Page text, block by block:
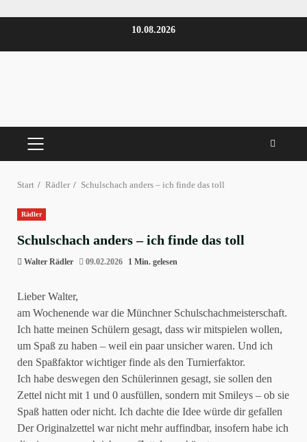
10.08.2026
PRIMÄRES
Start Rädler Schulschach anders – ich finde das toll
Rädler
Schulschach anders – ich finde das toll
Walter Rädler 09.02.2026 1 Min. gelesen
Lieber Walter,
am Wochenende war die Münchner Schulschachmeisterschaft.
Ich hatte meinen Schülern gesagt, dass wir mitspielen wollen,
um Spaß zu haben – weil ein paar unsicher waren. Und ich
den Spaßfaktor wichtiger finde als den Turnierfaktor.
Ich habe deswegen den Schülerinnen gesagt, sie sollen den
Zettel nicht mit 1 und 0 ausfüllen, sondern mit Smileys – ob sie
Spaß hatten oder nicht. Ich dachte die Idee würde dir gefallen
Der Originalzettel war nicht mehr auffindbar, insofern habe ich